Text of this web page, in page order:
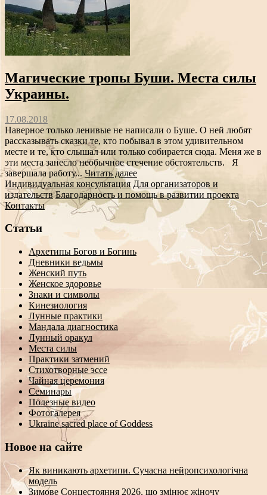
Магические тропы Буши. Места силы
Украины.
17.08.2018
Наверное только ленивые не написали о Буше. О ней любят
рассказывать сказки те, кто побывал в этом удивительном
месте и те, кто слышал или только собирается сюда. Меня же в
эти места занесло необычное стечение обстоятельств. Я
завершала работу... Читать далее
Индивидуальная консультация Для организаторов и
издательств Благодарность и помощь в развитии проекта
Контакты
Статьи
Архетипы Богов и Богинь
Дневники ведьмы
Женский путь
Женское здоровье
Знаки и символы
Кинезиология
Лунные практики
Мандала диагностика
Лунный оракул
Места силы
Практики затмений
Стихотворные эссе
Чайная церемония
Семинары
Полезные видео
Фотогалерея
Ukraine sacred place of Goddess
Новое на сайте
Як виникають архетипи. Сучасна нейропсихологічна
модель
Зимове Сонцестояння 2026, що змінює жіночу